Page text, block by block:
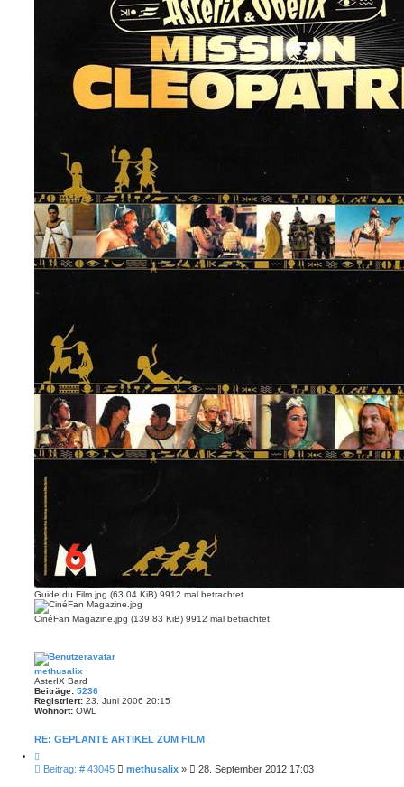
Guide du Film.jpg (63.04 KiB) 9912 mal betrachtet
CinéFan Magazine.jpg (139.83 KiB) 9912 mal betrachtet
methusalix
AsterIX Bard
Beiträge: 5236
Registriert: 23. Juni 2006 20:15
Wohnort: OWL
RE: GEPLANTE ARTIKEL ZUM FILM
i
t Beitrag: # 43045B methusalix » 28. September 2012 17:03